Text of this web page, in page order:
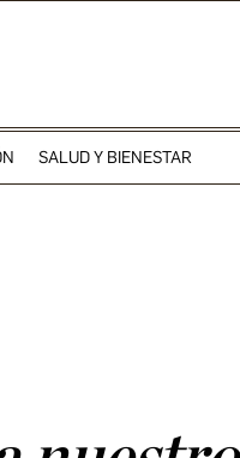
SALUD Y BIENESTAR